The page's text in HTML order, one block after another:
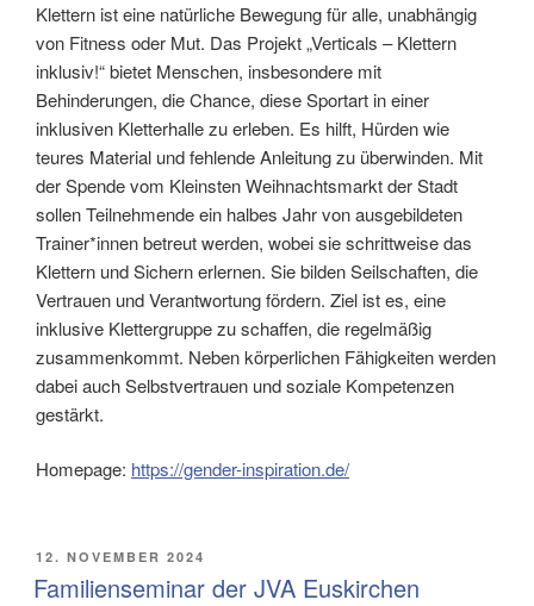
Klettern ist eine natürliche Bewegung für alle, unabhängig
von Fitness oder Mut. Das Projekt „Verticals – Klettern
inklusiv!“ bietet Menschen, insbesondere mit
Behinderungen, die Chance, diese Sportart in einer
inklusiven Kletterhalle zu erleben. Es hilft, Hürden wie
teures Material und fehlende Anleitung zu überwinden. Mit
der Spende vom Kleinsten Weihnachtsmarkt der Stadt
sollen Teilnehmende ein halbes Jahr von ausgebildeten
Trainer*innen betreut werden, wobei sie schrittweise das
Klettern und Sichern erlernen. Sie bilden Seilschaften, die
Vertrauen und Verantwortung fördern. Ziel ist es, eine
inklusive Klettergruppe zu schaffen, die regelmäßig
zusammenkommt. Neben körperlichen Fähigkeiten werden
dabei auch Selbstvertrauen und soziale Kompetenzen
gestärkt.
Homepage: https://gender-inspiration.de/
VERÖFFENTLICHT
AM
12. NOVEMBER 2024
Familienseminar der JVA Euskirchen